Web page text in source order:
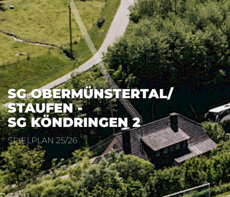
SG OBERMÜNSTERTAL/​
STAUFEN -
SG KÖNDRINGEN 2
SPIELPLAN 25/26